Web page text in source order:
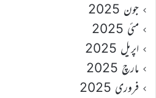
جون 2025
مئی 2025
اپریل 2025
مارچ 2025
فروری 2025